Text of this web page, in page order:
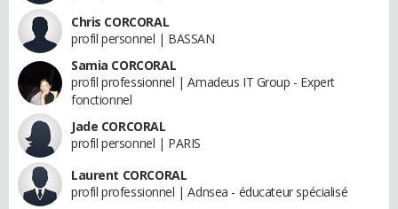
Chris CORCORAL
profil personnel | BASSAN
Samia CORCORAL
profil professionnel | Amadeus IT Group - Expert
fonctionnel
Jade CORCORAL
profil personnel | PARIS
Laurent CORCORAL
profil professionnel | Adnsea - éducateur spécialisé